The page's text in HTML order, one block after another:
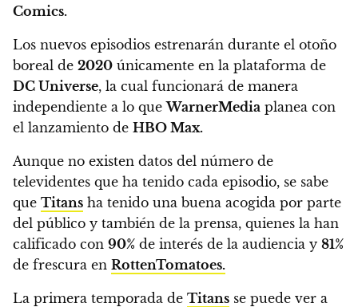
Comics.
Los nuevos episodios estrenarán durante el otoño
boreal de 2020 únicamente en la plataforma de
DC Universe, la cual funcionará de manera
independiente a lo queWarnerMedia planea con
el lanzamiento de HBO Max.
Aunque no existen datos del número de
televidentes que ha tenido cada episodio, se sabe
que Titans ha tenido una buena acogida por parte
del público y también de la prensa, quienes la han
calificado con 90% de interés de la audiencia y 81%
de frescura en RottenTomatoes.
La primera temporada de Titans se puede ver a